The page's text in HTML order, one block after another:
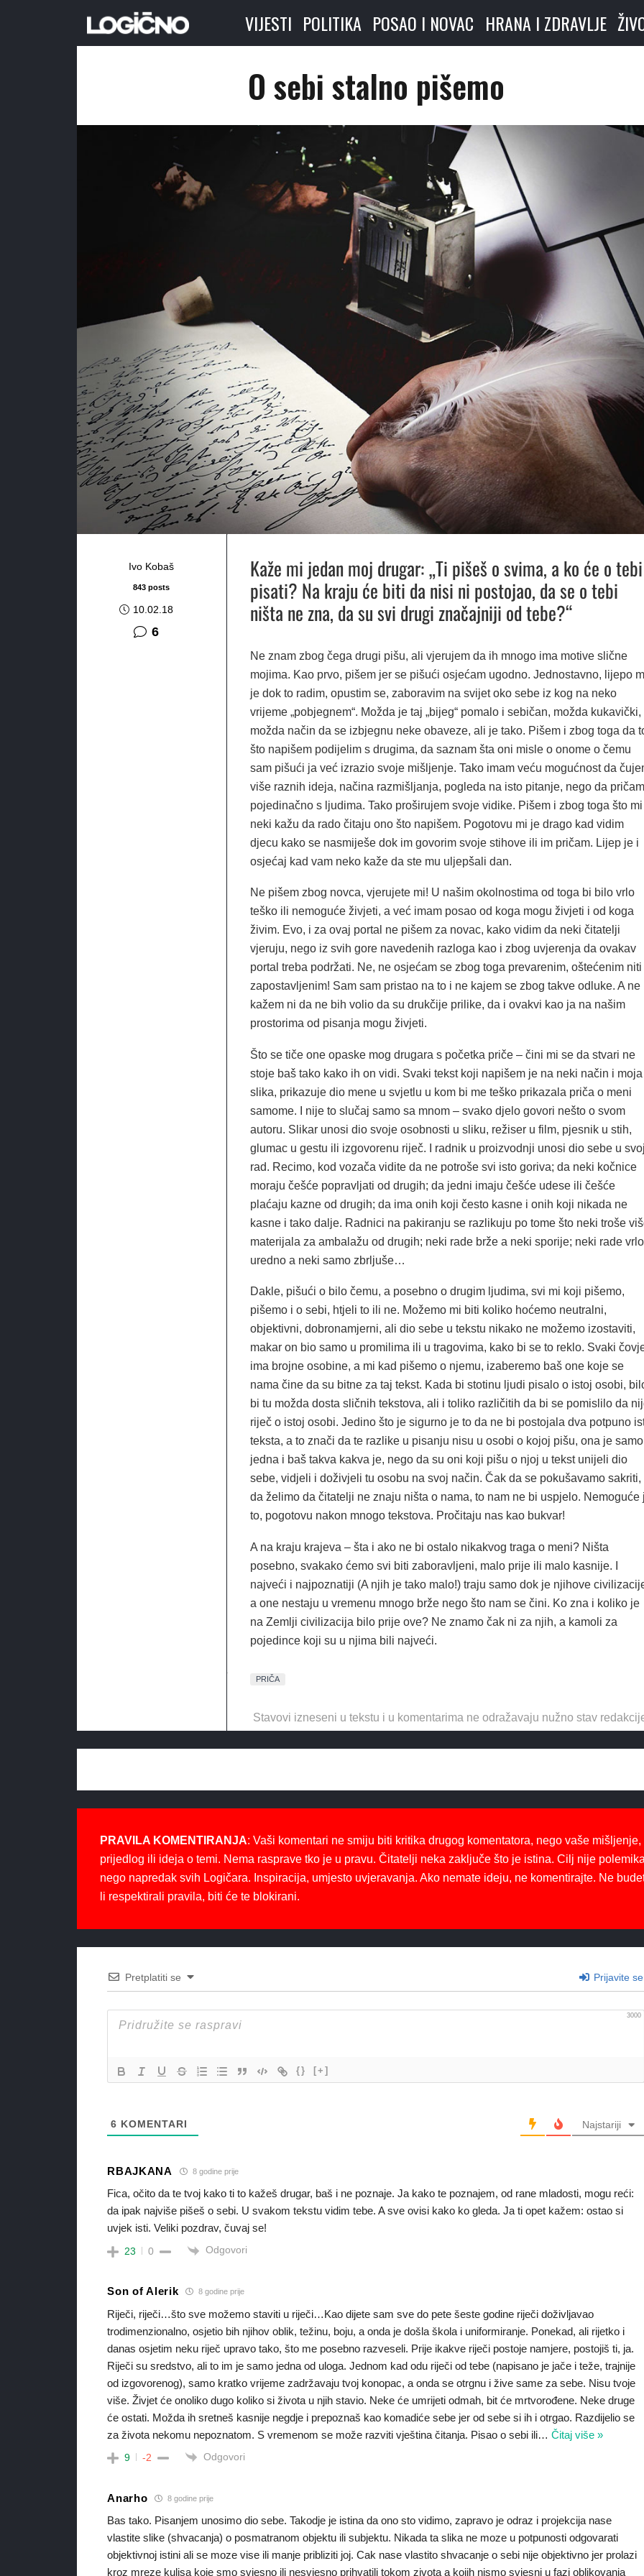
VIJESTI POLITIKA POSAO I NOVAC HRANA I ZDRAVLJE
O sebi stalno pišemo
Ivo Kobaš
843 posts
10.02.18
6komentara
Kaže mi jedan moj drugar: „Ti pišeš o svima, a ko će o tebi
pisati? Na kraju će biti da nisi ni postojao, da se o tebi
ništa ne zna, da su svi drugi značajniji od tebe?“
Ne znam zbog čega drugi pišu, ali vjerujem da ih mnogo ima motive slične
mojima. Kao prvo, pišem jer se pišući osjećam ugodno. Jednostavno, lijepo
je dok to radim, opustim se, zaboravim na svijet oko sebe iz kog na neko
vrijeme „pobjegnem“. Možda je taj „bijeg“ pomalo i sebičan, možda kukavički,
možda način da se izbjegnu neke obaveze, ali je tako. Pišem i zbog toga da
što napišem podijelim s drugima, da saznam šta oni misle o onome o čemu
sam pišući ja već izrazio svoje mišljenje. Tako imam veću mogućnost da
više raznih ideja, načina razmišljanja, pogleda na isto pitanje, nego da pričam
pojedinačno s ljudima. Tako proširujem svoje vidike. Pišem i zbog toga što mi
neki kažu da rado čitaju ono što napišem. Pogotovu mi je drago kad vidim
djecu kako se nasmiješe dok im govorim svoje stihove ili im pričam. Lijep je i
osjećaj kad vam neko kaže da ste mu uljepšali dan.
Ne pišem zbog novca, vjerujete mi! U našim okolnostima od toga bi bilo vrlo
teško ili nemoguće živjeti, a već imam posao od koga mogu živjeti i od koga
živim. Evo, i za ovaj portal ne pišem za novac, kako vidim da neki čitatelji
vjeruju, nego iz svih gore navedenih razloga kao i zbog uvjerenja da ovakav
portal treba podržati. Ne, ne osjećam se zbog toga prevarenim, oštećenim niti
zapostavljenim! Sam sam pristao na to i ne kajem se zbog takve odluke. A ne
kažem ni da ne bih volio da su drukčije prilike, da i ovakvi kao ja na našim
prostorima od pisanja mogu živjeti.
Što se tiče one opaske mog drugara s početka priče – čini mi se da stvari ne
stoje baš tako kako ih on vidi. Svaki tekst koji napišem je na neki način i moja
slika, prikazuje dio mene u svjetlu u kom bi me teško prikazala priča o meni
samome. I nije to slučaj samo sa mnom – svako djelo govori nešto o svom
autoru. Slikar unosi dio svoje osobnosti u sliku, režiser u film, pjesnik u stih,
glumac u gestu ili izgovorenu riječ. I radnik u proizvodnji unosi dio sebe u svoj
rad. Recimo, kod vozača vidite da ne potroše svi isto goriva; da neki kočnice
moraju češće popravljati od drugih; da jedni imaju češće udese ili češće
plaćaju kazne od drugih; da ima onih koji često kasne i onih koji nikada ne
kasne i tako dalje. Radnici na pakiranju se razlikuju po tome što neki troše
materijala za ambalažu od drugih; neki rade brže a neki sporije; neki rade vrlo
uredno a neki samo zbrljuše…
Dakle, pišući o bilo čemu, a posebno o drugim ljudima, svi mi koji pišemo,
pišemo i o sebi, htjeli to ili ne. Možemo mi biti koliko hoćemo neutralni,
objektivni, dobronamjerni, ali dio sebe u tekstu nikako ne možemo izostaviti,
makar on bio samo u promilima ili u tragovima, kako bi se to reklo. Svaki
ima brojne osobine, a mi kad pišemo o njemu, izaberemo baš one koje se
nama čine da su bitne za taj tekst. Kada bi stotinu ljudi pisalo o istoj osobi,
bi tu možda dosta sličnih tekstova, ali i toliko različitih da bi se pomislilo da
riječ o istoj osobi. Jedino što je sigurno je to da ne bi postojala dva potpuno
teksta, a to znači da te razlike u pisanju nisu u osobi o kojoj pišu, ona je samo
jedna i baš takva kakva je, nego da su oni koji pišu o njoj u tekst unijeli dio
sebe, vidjeli i doživjeli tu osobu na svoj način. Čak da se pokušavamo sakriti,
da želimo da čitatelji ne znaju ništa o nama, to nam ne bi uspjelo. Nemoguće
to, pogotovu nakon mnogo tekstova. Pročitaju nas kao bukvar!
A na kraju krajeva – šta i ako ne bi ostalo nikakvog traga o meni? Ništa
posebno, svakako ćemo svi biti zaboravljeni, malo prije ili malo kasnije. I
najveći i najpoznatiji (A njih je tako malo!) traju samo dok je njihove
a one nestaju u vremenu mnogo brže nego što nam se čini. Ko zna i koliko je
na Zemlji civilizacija bilo prije ove? Ne znamo čak ni za njih, a kamoli za
pojedince koji su u njima bili najveći.
PRIČA
Stavovi izneseni u tekstu i u komentarima ne odražavaju nužno stav
PRAVILA KOMENTIRANJA: Vaši komentari ne smiju biti kritika drugog komentatora, nego vaše mišljenje,
prijedlog ili ideja o temi. Nema rasprave tko je u pravu. Čitatelji neka zaključe što je istina. Cilj nije
nego napredak svih Logičara. Inspiracija, umjesto uvjeravanja. Ako nemate ideju, ne komentirajte. Ne
li respektirali pravila, biti će te blokirani.
Pretplatiti se Prijavite se
3000
{} [+]
6 KOMENTARI Najstariji
RBAJKANA 8 godine prije
Fica, očito da te tvoj kako ti to kažeš drugar, baš i ne poznaje. Ja kako te poznajem, od rane mladosti, mogu reći:
da ipak najviše pišeš o sebi. U svakom tekstu vidim tebe. A sve ovisi kako ko gleda. Ja ti opet kažem: ostao si
uvjek isti. Veliki pozdrav, čuvaj se!
23 0 Odgovori
Son of Alerik 8 godine prije
Riječi, riječi…što sve možemo staviti u riječi…Kao dijete sam sve do pete šeste godine riječi doživljavao
trodimenzionalno, osjetio bih njihov oblik, težinu, boju, a onda je došla škola i uniformiranje. Ponekad, ali rijetko i
danas osjetim neku riječ upravo tako, što me posebno razveseli. Prije ikakve riječi postoje namjere, postojiš ti, ja.
Riječi su sredstvo, ali to im je samo jedna od uloga. Jednom kad odu riječi od tebe (napisano je jače i teže, trajnije
od izgovorenog), samo kratko vrijeme zadržavaju tvoj konopac, a onda se otrgnu i žive same za sebe. Nisu tvoje
više. Živjet će onoliko dugo koliko si života u njih stavio. Neke će umrijeti odmah, bit će mrtvorođene. Neke druge
će ostati. Možda ih sretneš kasnije negdje i prepoznaš kao komadiće sebe jer od sebe si ih i otrgao. Razdijelio se
za života nekomu nepoznatom. S vremenom se može razviti vještina čitanja. Pisao o sebi ili…Čitaj više »
9 -2 Odgovori
Anarho 8 godine prije
Bas tako. Pisanjem unosimo dio sebe. Takodje je istina da ono sto vidimo, zapravo je odraz i projekcija nase
vlastite slike (shvacanja) o posmatranom objektu ili subjektu. Nikada ta slika ne moze u potpunosti odgovarati
objektivnoj istini ali se moze vise ili manje pribliziti joj. Cak nase vlastito shvacanje o sebi nije objektivno jer prolazi
kroz mreze kulisa koje smo svjesno ili nesvjesno prihvatili tokom zivota a kojih nismo svjesni u fazi oblikovanja